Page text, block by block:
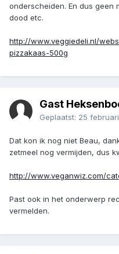
onderscheiden. En dus geen
dood etc.
http://www.veggiedeli.nl/
pizzakaas-500g
Gast
Geplaatst: 25
Dat kon ik nog niet Beau,
zetmeel nog vermijden, dus
http://www.veganwiz.com/
Past ook in het onderwerp
vermelden.